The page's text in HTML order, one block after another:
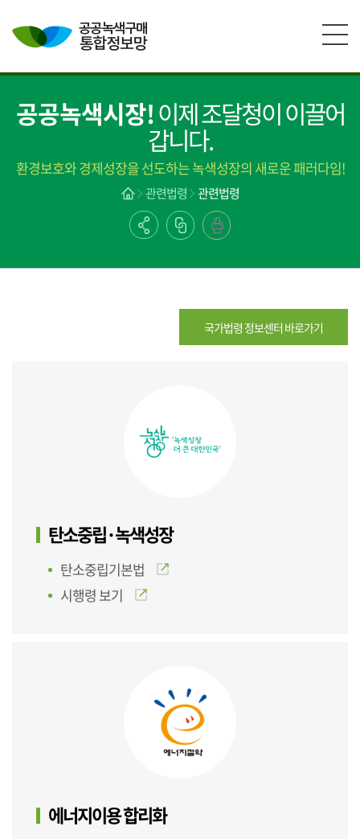
공공녹색시장!이제 조달청이 이끌어
갑니다.
환경보호와 경제성장을 선도하는 녹색성장의 새로운 패러다임!
관련법령 관련법령
국가법령 정보센터 바로가기
탄소중립·녹색성장
탄소중립기본법
시행령 보기
에너지이용 합리화